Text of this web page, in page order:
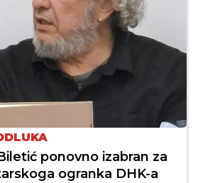
ponovno izabran za
ogranka DHK-a